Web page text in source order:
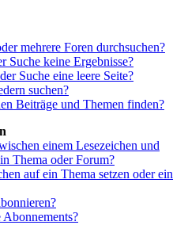
mehrere Foren durchsuchen?
Suche keine Ergebnisse?
Suche eine leere Seite?
suchen?
Beiträge und Themen finden?
einem Lesezeichen und
Thema oder Forum?
auf ein Thema setzen oder ein